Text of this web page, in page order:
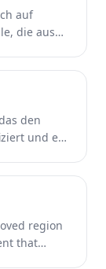
auf
die aus
erzeugen.
den
und es
region
that